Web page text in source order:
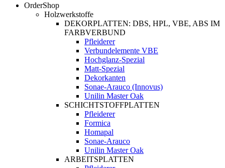
OrderShop
Holzwerkstoffe
DEKORPLATTEN: DBS, HPL, VBE, ABS IM
FARBVERBUND
Pfleiderer
Verbundelemente VBE
Hochglanz-Spezial
Matt-Spezial
Dekorkanten
Sonae-Arauco (Innovus)
Unilin Master Oak
SCHICHTSTOFFPLATTEN
Pfleiderer
Formica
Homapal
Sonae-Arauco
Unilin Master Oak
ARBEITSPLATTEN